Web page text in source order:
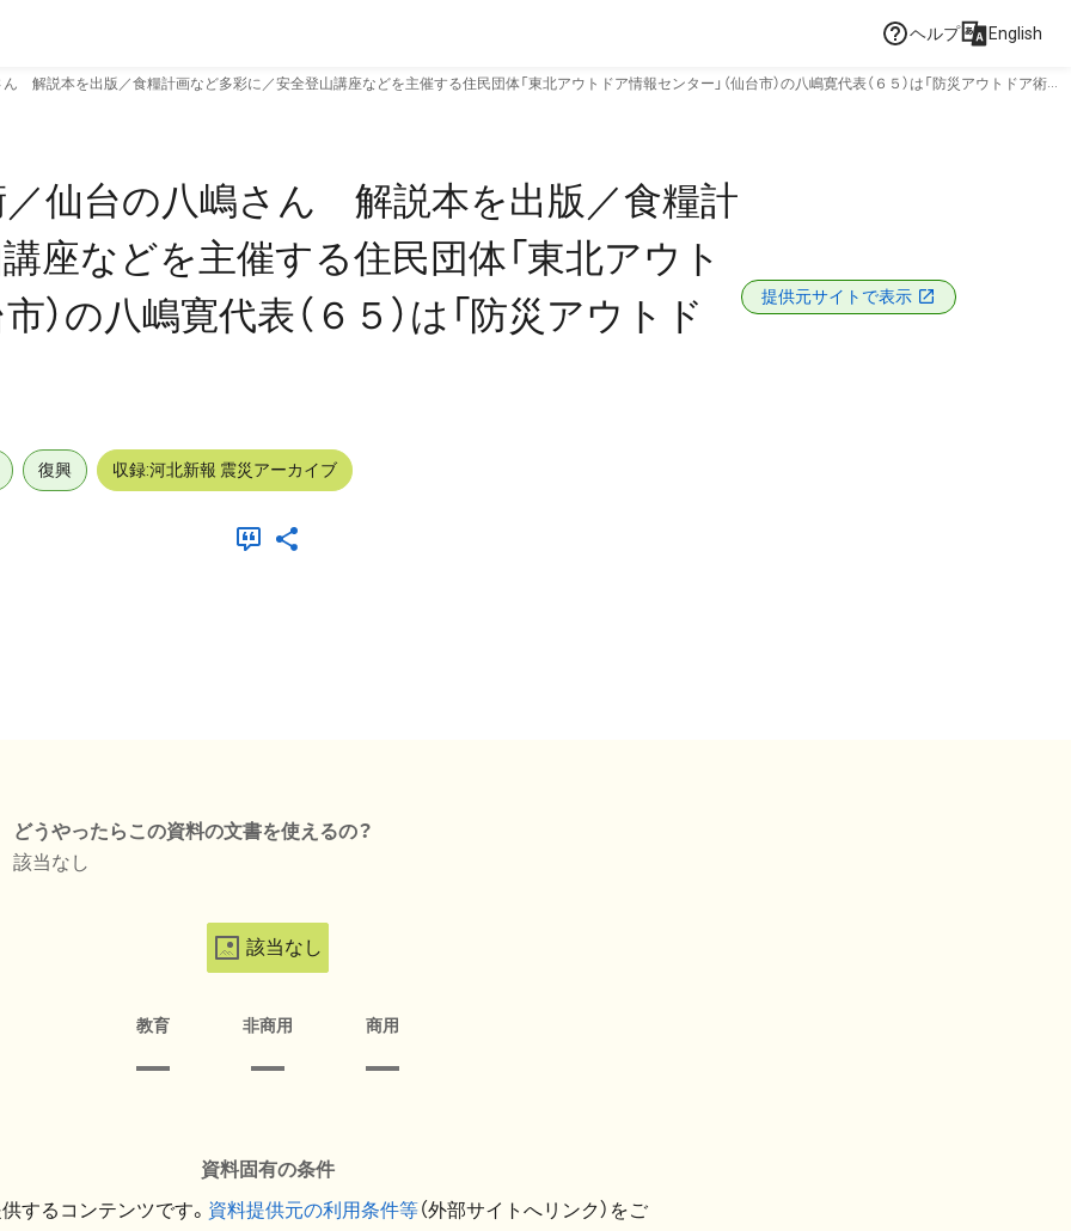
ヘルプ English
説本を出版／食糧計画など多彩に／安全登山講座などを主催する住民団体「東北アウトドア情報センター」（仙台市）の八嶋寛代表（６５）は「防災アウトドア術〜
仙台の八嶋さん 解説本を出版／食糧計
座などを主催する住民団体「東北アウト
）の八嶋寛代表（６５）は「防災アウトド
提供元サイトで表示
復興 収録:河北新報 震災アーカイブ
どうやったらこの資料の文書を使えるの？
該当なし
該当なし
教育 非商用 商用
資料固有の条件
するコンテンツです。 資料提供元の利用条件等（外部サイトへリンク）をご